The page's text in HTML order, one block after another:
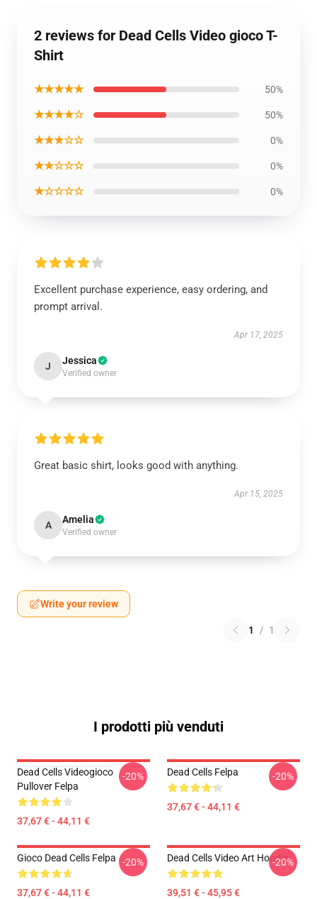
2 reviews for Dead Cells Video gioco T-
Shirt
★★★★★ 50%
★★★★☆ 50%
★★★☆☆ 0%
★★☆☆☆ 0%
★☆☆☆☆ 0%
Excellent purchase experience, easy ordering, and
prompt arrival.
Apr 17, 2025
J Jessica
Verified owner
Great basic shirt, looks good with anything.
Apr 15, 2025
A Amelia
Verified owner
Write your review
1 / 1
I prodotti più venduti
Dead Cells Videogioco
Pullover Felpa
37,67 € - 44,11 €
-20% Dead Cells Felpa
37,67 € - 44,11 €
-20%
Gioco Dead Cells Felpa
37,67 € - 44,11 €
-20% Dead Cells Video Art Hoodie
39,51 € - 45,95 €
-20%